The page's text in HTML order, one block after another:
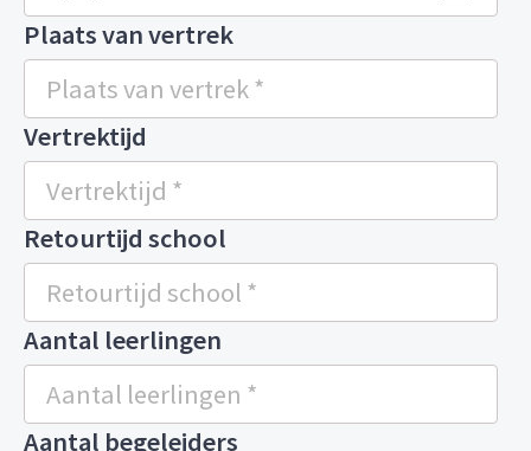
Plaats van vertrek
Vertrektijd
Retourtijd school
Aantal leerlingen
Aantal begeleiders